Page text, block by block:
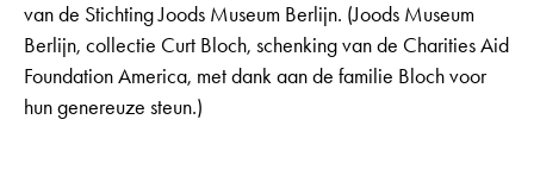
van de Stichting Joods Museum Berlijn. (Joods Museum
Berlijn, collectie Curt Bloch, schenking van de Charities Aid
Foundation America, met dank aan de familie Bloch voor
hun genereuze steun.)